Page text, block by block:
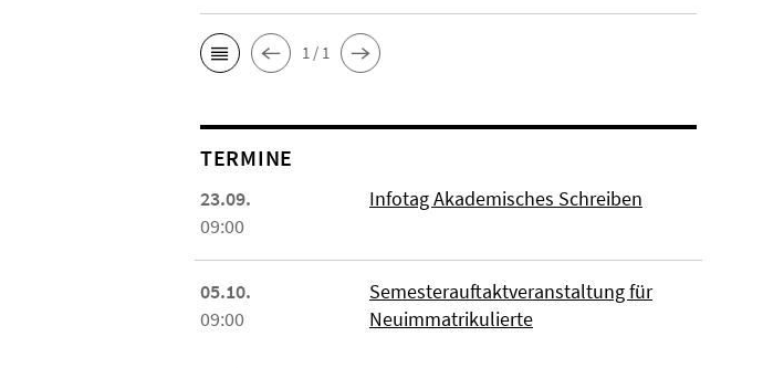
1 / 1
TERMINE
23.09.
09:00
Infotag Akademisches Schreiben
05.10.
09:00
Semesterauftaktveranstaltung für
Neuimmatrikulierte